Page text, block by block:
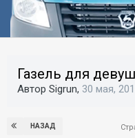
Газель для
Автор Sigrun, 30 мая,
НАЗАД